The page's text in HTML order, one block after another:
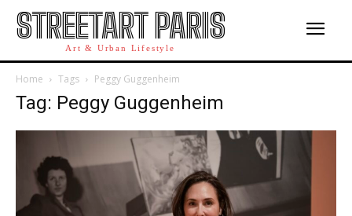
STREETART PARIS
Art & Urban Lifestyle
Home Tags Peggy Guggenheim
Tag: Peggy Guggenheim